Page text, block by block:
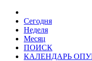
Сегодня
Неделя
Месяц
ПОИСК
КАЛЕНДАРЬ